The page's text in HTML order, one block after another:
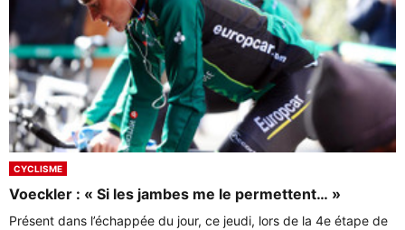
CYCLISME
Voeckler : « Si les jambes me le permettent… »
Présent dans l’échappée du jour, ce jeudi, lors de la 4e étape de